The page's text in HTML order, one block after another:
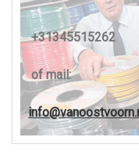
+31345515262
of mail: